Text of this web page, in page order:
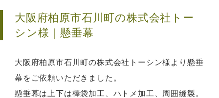
大阪府柏原市石川町の株式会社トー
シン様｜懸垂幕
大阪府柏原市石川町の株式会社トーシン様より懸垂
幕をご依頼いただきました。
懸垂幕は上下は棒袋加工、ハトメ加工、周囲縫製。